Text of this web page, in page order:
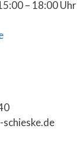
– 18:00 Uhr
schieske.de